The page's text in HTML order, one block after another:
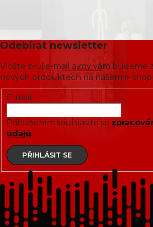
Odebírat newsletter
Vložte svůj e-mail a my vám budeme
nových produktech na našem e-
E-mail
Přihlášením souhlasíte se
údajů
PŘIHLÁSIT SE